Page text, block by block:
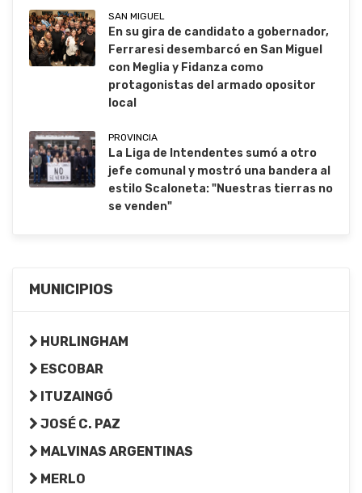
SAN MIGUEL
En su gira de candidato a gobernador,
Ferraresi desembarcó en San Miguel
con Meglia y Fidanza como
protagonistas del armado opositor
local
PROVINCIA
La Liga de Intendentes sumó a otro
jefe comunal y mostró una bandera al
estilo Scaloneta: "Nuestras tierras no
se venden"
MUNICIPIOS
HURLINGHAM
ESCOBAR
ITUZAINGÓ
JOSÉ C. PAZ
MALVINAS ARGENTINAS
MERLO